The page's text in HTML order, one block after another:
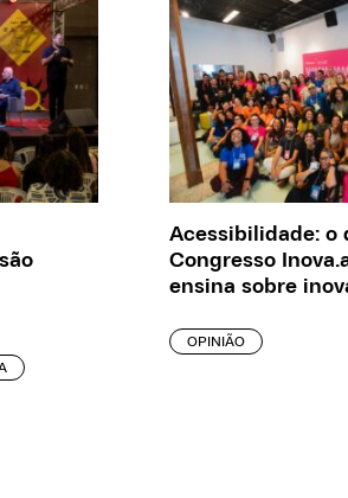
Acessibilidade: o
Congresso
ensina sobre
OPINIÃO